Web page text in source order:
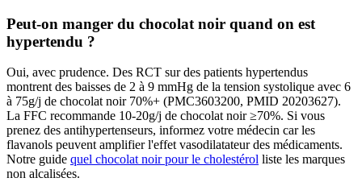
Peut-on manger du chocolat noir quand on est
hypertendu ?
Oui, avec prudence. Des RCT sur des patients hypertendus
montrent des baisses de 2 à 9 mmHg de la tension systolique avec 6
à 75g/j de chocolat noir 70%+ (PMC3603200, PMID 20203627).
La FFC recommande 10-20g/j de chocolat noir ≥70%. Si vous
prenez des antihypertenseurs, informez votre médecin car les
flavanols peuvent amplifier l'effet vasodilatateur des médicaments.
Notre guide quel chocolat noir pour le cholestérol liste les marques
non alcalisées.